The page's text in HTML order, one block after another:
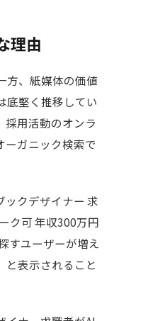
理由
方、紙媒体の価値
底堅く推移してい
採用活動のオンラ
ーガニック検索で
クデザイナー 求
ク可 年収300万円
すユーザーが増え
と表示されること